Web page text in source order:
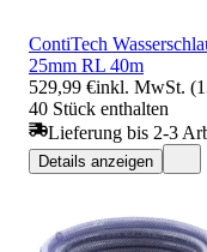
ContiTech
25mm RL 40m
529,99 €inkl. MwSt.
40 Stück enthalten
Lieferung bis 2-3
Details anzeigen